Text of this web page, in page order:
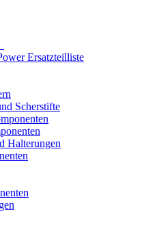
Ersatzteilliste
Scherstifte
Halterungen